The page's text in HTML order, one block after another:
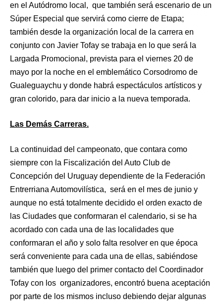
en el Autódromo local, que también será escenario de un
Súper Especial que servirá como cierre de Etapa;
también desde la organización local de la carrera en
conjunto con Javier Tofay se trabaja en lo que será la
Largada Promocional, prevista para el viernes 20 de
mayo por la noche en el emblemático Corsodromo de
Gualeguaychu y donde habrá espectáculos artísticos y
gran colorido, para dar inicio a la nueva temporada.
Las Demás Carreras.
La continuidad del campeonato, que contara como
siempre con la Fiscalización del Auto Club de
Concepción del Uruguay dependiente de la Federación
Entrerriana Automovilística, será en el mes de junio y
aunque no está totalmente decidido el orden exacto de
las Ciudades que conformaran el calendario, si se ha
acordado con cada una de las localidades que
conformaran el año y solo falta resolver en que época
será conveniente para cada una de ellas, sabiéndose
también que luego del primer contacto del Coordinador
Tofay con los organizadores, encontró buena aceptación
por parte de los mismos incluso debiendo dejar algunas